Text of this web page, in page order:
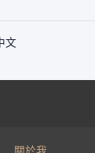
文